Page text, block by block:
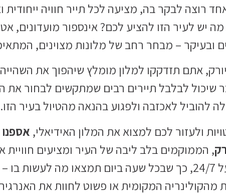
רוצה לבקר בה, מציעה לכל תייר חוויה
יש לעיר הזו להציע לכם? אינספור מועדונים,
ובעיקר – מבחר רחב של מלונות מצוינים,
אתם תזדקקו למלון מומלץ שיהפוך את
שיכול לבלבל תיירים רבים שמתקשים לבחור את
להוביל לאכזבה ולפגוע בהנאה מהטיול בעיר הזו.
ולעזור לכם למצוא את המלון האידיאלי,
, הממוקמים בלב ליבה של העיר ומציעים חוויית
המרכזי של טיימס סקוור פועל 24/7, כך שבכל שעה ביום תמצאו
מהקולינריה המקומית או פשוט לחוות את האנרגיה